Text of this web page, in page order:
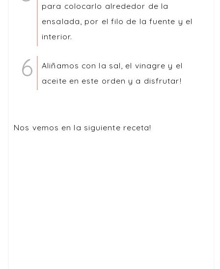
para colocarlo alrededor de la
ensalada, por el filo de la fuente y el
interior.
Aliñamos con la sal, el vinagre y el
aceite en este orden y a disfrutar!
Nos vemos en la siguiente receta!